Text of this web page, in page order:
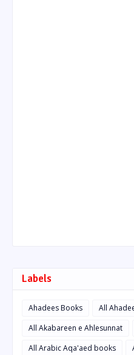
Labels
Ahadees Books
All
All Akabareen e Ahlesunnat
All Arabic Aqa'aed books